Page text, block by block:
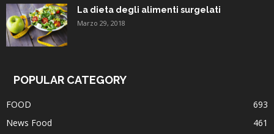
La dieta degli alimenti surgelati
Marzo 29, 2018
POPULAR CATEGORY
FOOD
693
News Food
461